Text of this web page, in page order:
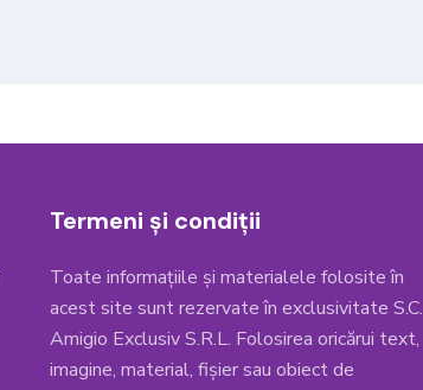
Termeni și condiții
Toate informațiile și materialele folosite în
acest site sunt rezervate în exclusivitate S.C.
Amigio Exclusiv S.R.L. Folosirea oricărui text,
imagine, material, fișier sau obiect de